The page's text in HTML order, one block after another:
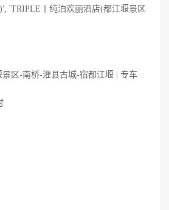
'TRIPLE丨纯泊欢丽酒店(都江堰景区
区-南桥-灌县古城-宿都江堰 | 专车